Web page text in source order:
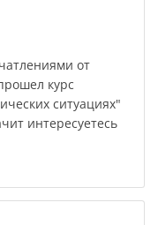
от
курс
ситуациях"
интересуетесь